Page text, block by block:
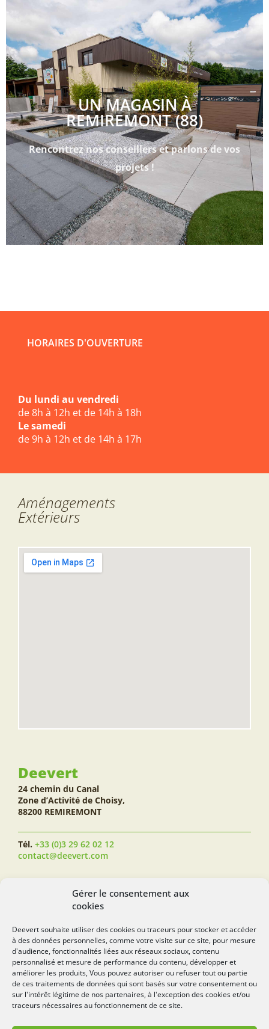
Gérer le consentement aux
cookies
Deevert souhaite utiliser des cookies ou traceurs pour stocker et accéder
à des données personnelles, comme votre visite sur ce site, pour mesure
d'audience, fonctionnalités liées aux réseaux sociaux, contenu
personnalisé et mesure de performance du contenu, développer et
améliorer les produits, Vous pouvez autoriser ou refuser tout ou partie
de ces traitements de données qui sont basés sur votre consentement ou
sur l'intérêt légitime de nos partenaires, à l'exception des cookies et/ou
traceurs nécessaires au fonctionnement de ce site.
UN MAGASIN À
REMIREMONT (88)
Rencontrez nos conseillers et parlons de vos
projets !
HORAIRES D'OUVERTURE
Du lundi au vendredi
de 8h à 12h et de 14h à 18h
Le samedi
de 9h à 12h et de 14h à 17h
Aménagements
Extérieurs
Deevert
24 chemin du Canal
Zone d’Activité de Choisy,
88200 REMIREMONT
Tél. +33 (0)3 29 62 02 12
contact@deevert.com
SUIVEZ-NOUS...
deevert.com